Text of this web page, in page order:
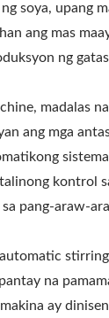
soya,
ang mas
ng
madalas
ang mga
pang-araw-
na
ay